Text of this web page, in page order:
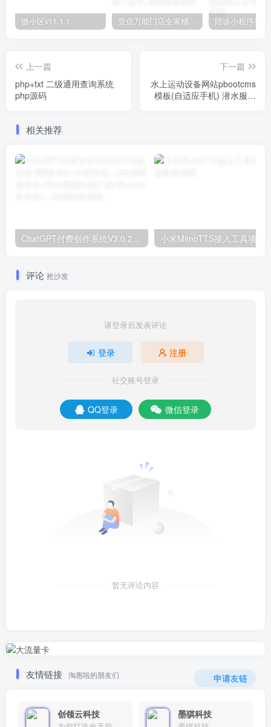
微小区v11.1.1 壹佰万能门店全家桶10套独立版v2.6.68(​多商户+智能名片+智慧轻站+万能门店等)
上一篇
php+txt 二级通用查询系统
php源码
下一篇
水上运动设备网站pbootcms
模板(自适应手机) 潜水服务
相关推荐
小米MimoTTS接入工具项目
评论 抢沙发
请登录后发表评论
登录 注册
社交账号登录
QQ登录 微信登录
暂无评论内容
友情链接 淘惠啦的朋友们 申请友链
创领云科技 墨骐科技